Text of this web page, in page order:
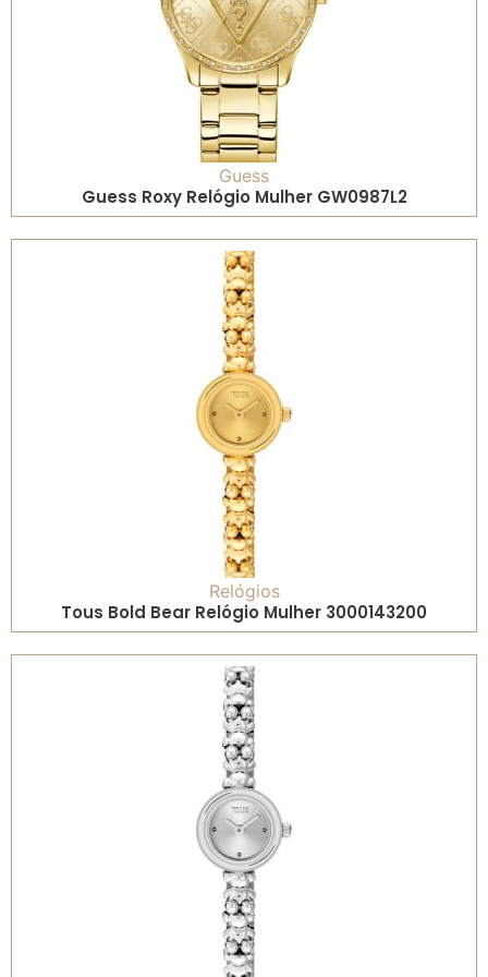
Guess
Guess Roxy Relógio Mulher GW0987L2
Relógios
Tous Bold Bear Relógio Mulher 3000143200